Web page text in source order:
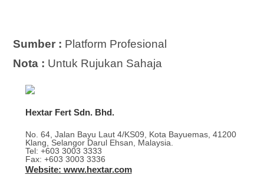
Sumber : Platform Profesional
Nota : Untuk Rujukan Sahaja
Hextar Fert Sdn. Bhd.
No. 64, Jalan Bayu Laut 4/KS09, Kota Bayuemas, 41200
Klang, Selangor Darul Ehsan, Malaysia.
Tel: +603 3003 3333
Fax: +603 3003 3336
Website: www.hextar.com